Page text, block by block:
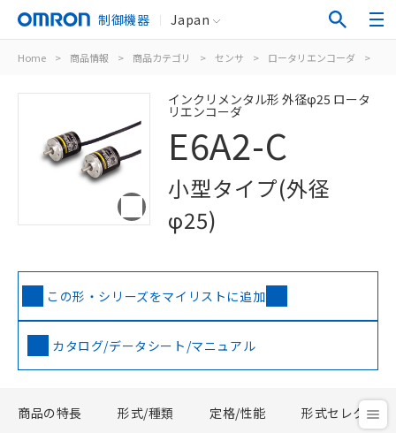
制御機器 Japan
Home > 商品情報 > 商品カテゴリ > センサ > ロータリエンコーダ >
インクリメンタル形 外径φ25 ロータ
リエンコーダ
E6A2-C
小型タイプ(外径
φ25)
この形・シリーズをマイリストに追加
カタログ/データシート/マニュアル
商品の特長 形式/種類 定格/性能 形式セレクタ